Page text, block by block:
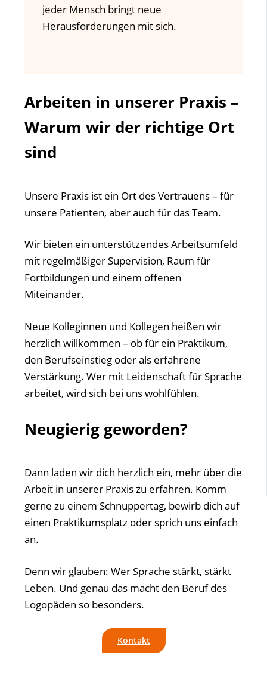
jeder Mensch bringt neue
Herausforderungen mit sich.
Arbeiten in unserer Praxis –
Warum wir der richtige Ort
sind
Unsere Praxis ist ein Ort des Vertrauens – für
unsere Patienten, aber auch für das Team.
Wir bieten ein unterstützendes Arbeitsumfeld
mit regelmäßiger Supervision, Raum für
Fortbildungen und einem offenen
Miteinander.
Neue Kolleginnen und Kollegen heißen wir
herzlich willkommen – ob für ein Praktikum,
den Berufseinstieg oder als erfahrene
Verstärkung. Wer mit Leidenschaft für Sprache
arbeitet, wird sich bei uns wohlfühlen.
Neugierig geworden?
Dann laden wir dich herzlich ein, mehr über die
Arbeit in unserer Praxis zu erfahren. Komm
gerne zu einem Schnuppertag, bewirb dich auf
einen Praktikumsplatz oder sprich uns einfach
an.
Denn wir glauben: Wer Sprache stärkt, stärkt
Leben. Und genau das macht den Beruf des
Logopäden so besonders.
Kontakt